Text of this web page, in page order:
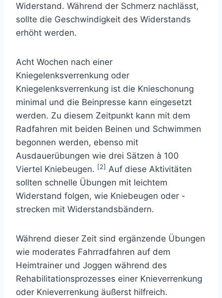
Widerstand. Während der Schmerz nachlässt,
sollte die Geschwindigkeit des Widerstands
erhöht werden.
Acht Wochen nach einer
Kniegelenksverrenkung oder
Kniegelenksverrenkung ist die Knieschonung
minimal und die Beinpresse kann eingesetzt
werden. Zu diesem Zeitpunkt kann mit dem
Radfahren mit beiden Beinen und Schwimmen
begonnen werden, ebenso mit
Ausdauerübungen wie drei Sätzen à 100
Viertel Kniebeugen. [2] Auf diese Aktivitäten
sollten schnelle Übungen mit leichtem
Widerstand folgen, wie Kniebeugen oder -
strecken mit Widerstandsbändern.
Während dieser Zeit sind ergänzende Übungen
wie moderates Fahrradfahren auf dem
Heimtrainer und Joggen während des
Rehabilitationsprozesses einer Knieverrenkung
oder Knieverrenkung äußerst hilfreich.